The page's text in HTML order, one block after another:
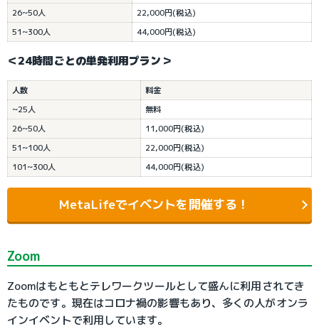
26~50人
22,000円(税込)
51~300人
44,000円(税込)
＜24時間ごとの単発利用プラン＞
人数
料金
~25人
無料
26~50人
11,000円(税込)
51~100人
22,000円(税込)
101~300人
44,000円(税込)
MetaLifeでイベントを開催する！
Zoom
Zoomはもともとテレワークツールとして盛んに利用されてき
たものです。現在はコロナ禍の影響もあり、多くの人がオンラ
インイベントで利用しています。